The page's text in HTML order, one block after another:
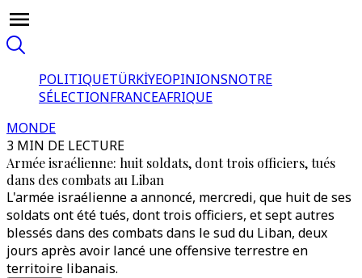
POLITIQUETÜRKİYEOPINIONSNOTRE
SÉLECTIONFRANCEAFRIQUE
MONDE
3 MIN DE LECTURE
Armée israélienne: huit soldats, dont trois officiers, tués
dans des combats au Liban
L'armée israélienne a annoncé, mercredi, que huit de ses
soldats ont été tués, dont trois officiers, et sept autres
blessés dans des combats dans le sud du Liban, deux
jours après avoir lancé une offensive terrestre en
territoire libanais.